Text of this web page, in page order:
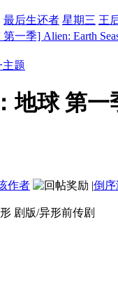
最后生还者 星期三 王
一季] Alien: Earth
地球 第一
作者 |倒
版/异形前传剧